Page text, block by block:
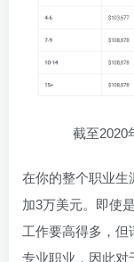
截至2020
在你的整个职业生
加3万美元。即使
工作要高得多，但
专业职业，因此对